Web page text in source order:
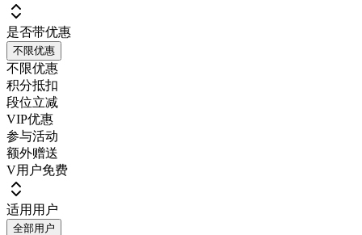
是否带优惠
不限优惠
不限优惠
积分抵扣
段位立减
VIP优惠
参与活动
额外赠送
V用户免费
适用用户
全部用户